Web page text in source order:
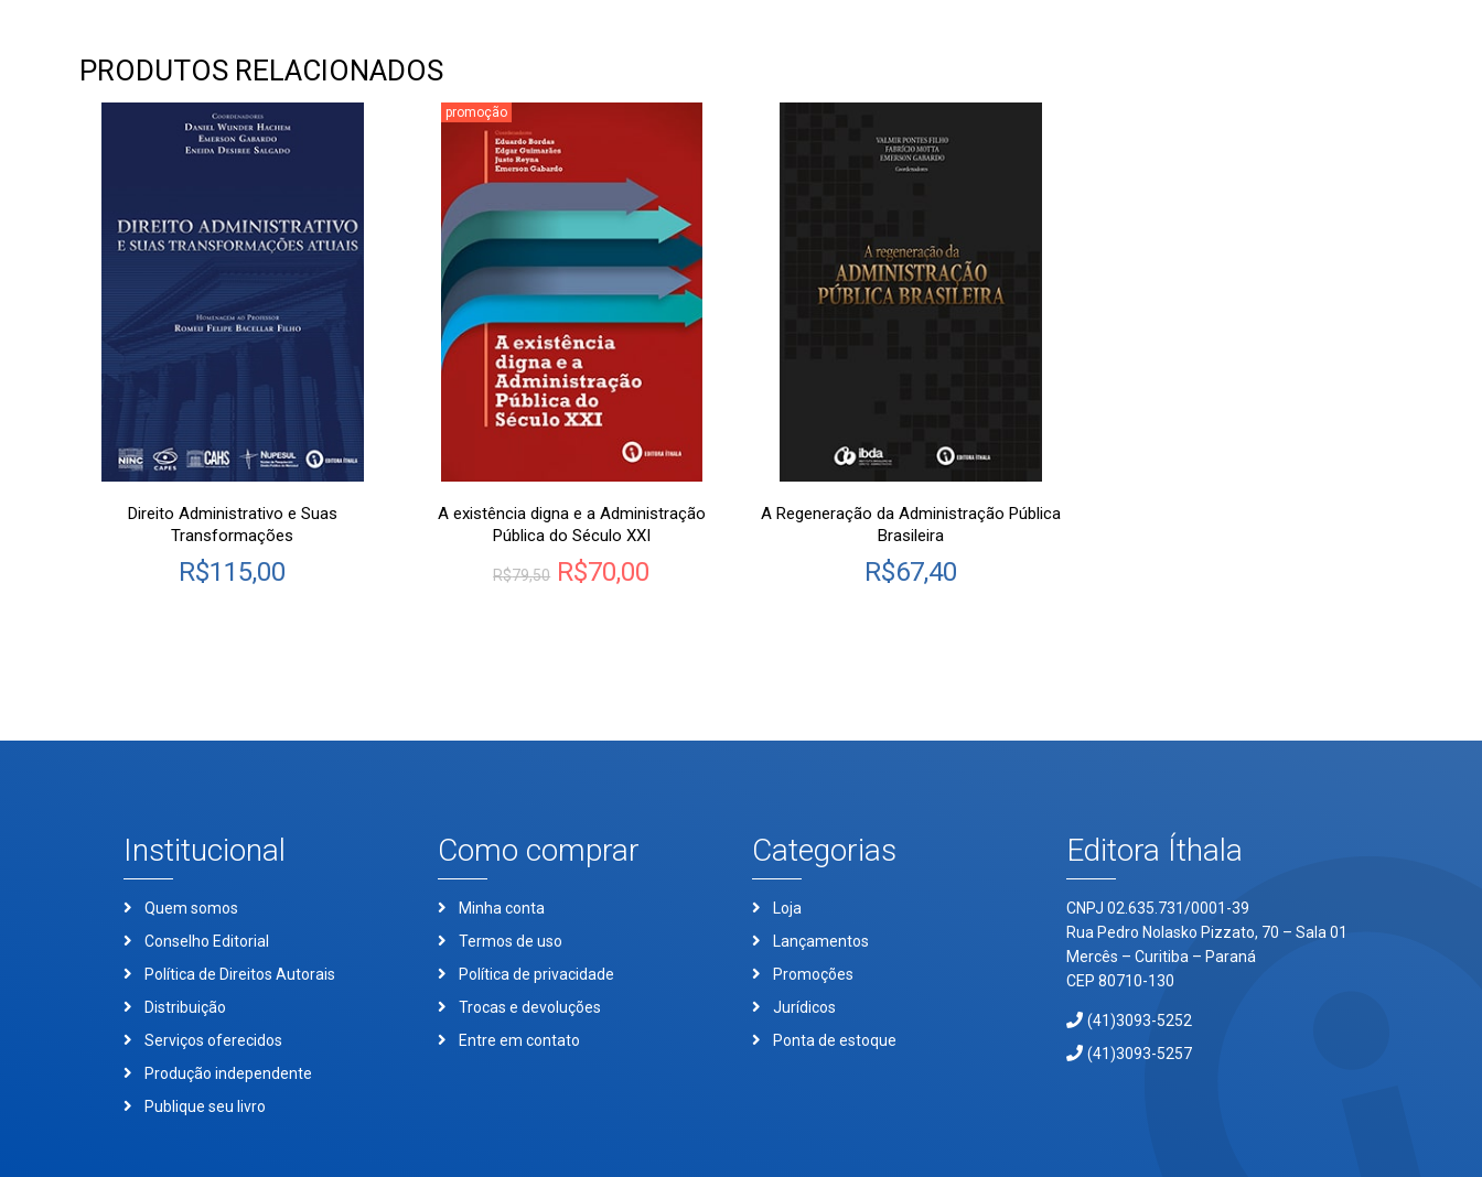
PRODUTOS RELACIONADOS
Direito Administrativo e Suas
Transformações
R$115,00
promoção
A existência digna e a Administração
Pública do Século XXI
R$79,50 R$70,00
A Regeneração da Administração Pública
Brasileira
R$67,40
Institucional
Quem somos
Conselho Editorial
Política de Direitos Autorais
Distribuição
Serviços oferecidos
Produção independente
Publique seu livro
Como comprar
Minha conta
Termos de uso
Política de privacidade
Trocas e devoluções
Entre em contato
Categorias
Loja
Lançamentos
Promoções
Jurídicos
Ponta de estoque
Editora Íthala
CNPJ 02.635.731/0001-39
Rua Pedro Nolasko Pizzato, 70 – Sala 01
Mercês – Curitiba – Paraná
CEP 80710-130
(41)3093-5252
(41)3093-5257